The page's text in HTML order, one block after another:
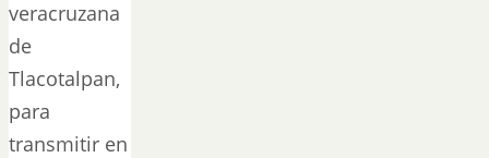
veracruzana
de
Tlacotalpan,
para
transmitir en